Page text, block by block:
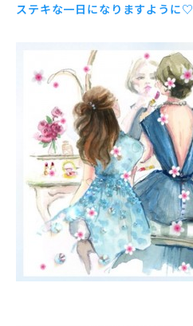
ステキな一日になりますように♡